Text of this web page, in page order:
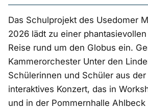
Das Schulprojekt des Usedomer
2026 lädt zu einer
Reise rund um den Globus ein.
Kammerorchester Unter den
Schülerinnen und Schüler aus der
interaktives Konzert, das in
und in der Pommernhalle